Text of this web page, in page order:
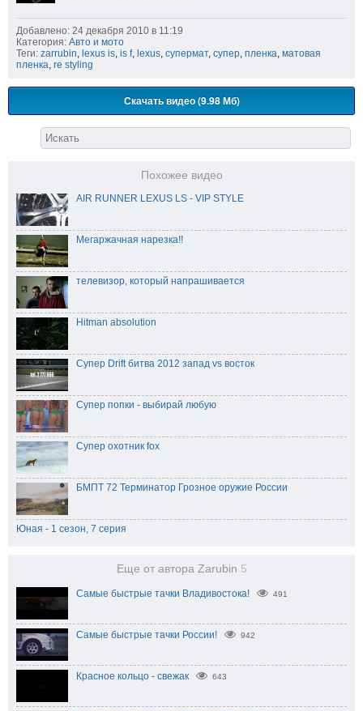
Добавлено: 24 декабря 2010 в 11:19
Категория: Авто и мото
Теги: zarrubin, lexus is, is f, lexus, супермат, супер, пленка, матовая
пленка, re styling
Скачать видео (9.98 Мб)
Похожее видео
AIR RUNNER LEXUS LS - VIP STYLE
Мегаржачная нарезка!!
телевизор, который напрашивается
Hitman absolution
Супер Drift битва 2012 запад vs восток
Супер попки - выбирай любую
Супер охотник fox
БМПТ 72 Терминатор Грозное оружие России
Юная - 1 сезон, 7 серия
Еще от автора Zarubin 5
Самые быстрые тачки Владивостока! 491
Самые быстрые тачки России! 942
Красное кольцо - свежак 643